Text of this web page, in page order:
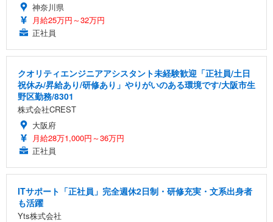
神奈川県
月給25万円～32万円
正社員
クオリティエンジニアアシスタント未経験歓迎「正社員/土日
祝休み/昇給あり/研修あり」やりがいのある環境です/大阪市生
野区勤務/8301
株式会社CREST
大阪府
月給28万1,000円～36万円
正社員
ITサポート「正社員」完全週休2日制・研修充実・文系出身者
も活躍
Yts株式会社